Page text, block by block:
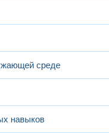
среде
навыков